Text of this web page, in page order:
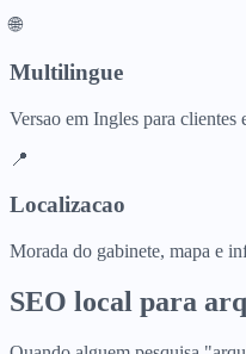
🌐
Multilingue
Versao em Ingles para clientes
📍
Localizacao
Morada do gabinete, mapa e
SEO local para